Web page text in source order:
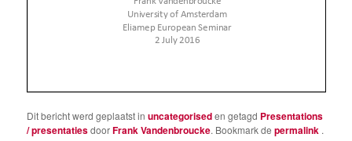
Dit bericht werd geplaatst inuncategoriseden getagd Presentations
/ presentatiesdoorFrank Vandenbroucke. Bookmark depermalink .